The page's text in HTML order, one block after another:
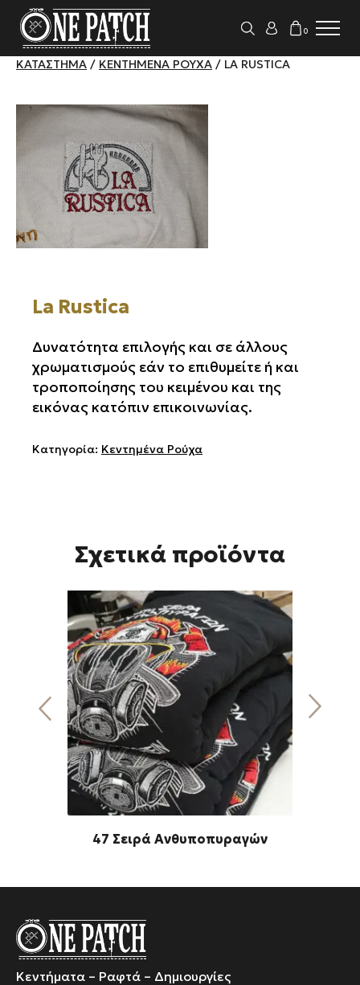
0
ΚΑΤΆΣΤΗΜΑ / ΚΕΝΤΗΜΈΝΑ ΡΟΎΧΑ / LA RUSTICA
La Rustica
Δυνατότητα επιλογής και σε άλλους
χρωματισμούς εάν το επιθυμείτε ή και
τροποποίησης του κειμένου και της
εικόνας κατόπιν επικοινωνίας.
Κατηγορία: Κεντημένα Ρούχα
Σχετικά προϊόντα
47 Σειρά Ανθυποπυραγών
Κεντήματα – Ραφτά – Δημιουργίες